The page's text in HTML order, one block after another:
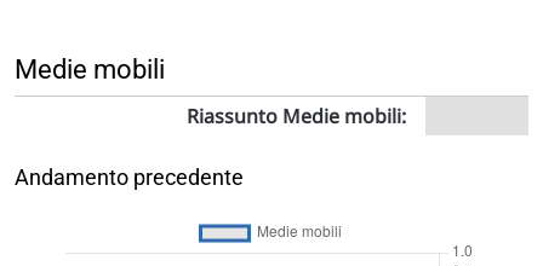
Medie mobili
Riassunto Medie mobili:
Andamento precedente